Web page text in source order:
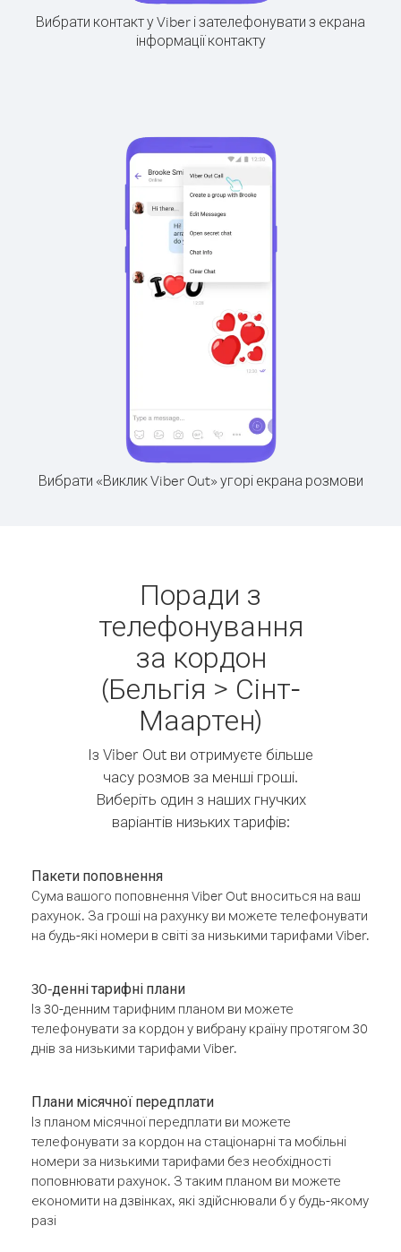
Вибрати контакт у Viber і зателефонувати з екрана
інформації контакту
Вибрати «Виклик Viber Out» угорі екрана розмови
Поради з
телефонування
за кордон
(Бельгія > Сінт-
Маартен)
Із Viber Out ви отримуєте більше
часу розмов за менші гроші.
Виберіть один з наших гнучких
варіантів низьких тарифів:
Пакети поповнення
Сума вашого поповнення Viber Out вноситься на ваш
рахунок. За гроші на рахунку ви можете телефонувати
на будь-які номери в світі за низькими тарифами Viber.
30-денні тарифні плани
Із 30-денним тарифним планом ви можете
телефонувати за кордон у вибрану країну протягом 30
днів за низькими тарифами Viber.
Плани місячної передплати
Із планом місячної передплати ви можете
телефонувати за кордон на стаціонарні та мобільні
номери за низькими тарифами без необхідності
поповнювати рахунок. З таким планом ви можете
економити на дзвінках, які здійснювали б у будь-якому
разі